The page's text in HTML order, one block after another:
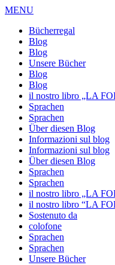
MENU
Bücherregal
Blog
Blog
Unsere Bücher
Blog
Blog
il nostro libro „LA
Sprachen
Sprachen
Über diesen Blog
Informazioni sul blog
Informazioni sul blog
Über diesen Blog
Sprachen
Sprachen
il nostro libro „LA
il nostro libro “LA
Sostenuto da
colofone
Sprachen
Sprachen
Unsere Bücher